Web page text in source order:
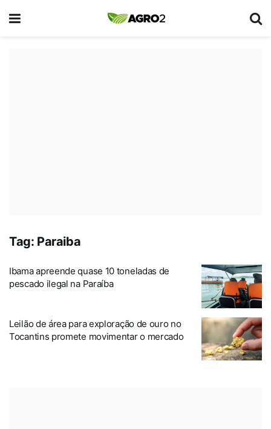
Tag: Paraiba
Ibama apreende quase 10 toneladas de
pescado ilegal na Paraíba
Leilão de área para exploração de ouro no
Tocantins promete movimentar o mercado